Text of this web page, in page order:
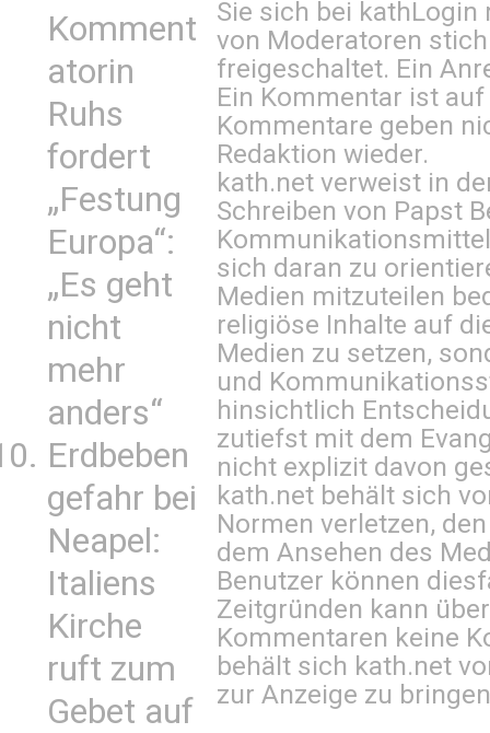
Komment
atorin
Ruhs
fordert
„Festung
Europa“:
„Es geht
nicht
mehr
anders“
Erdbeben
gefahr bei
Neapel:
Italiens
Kirche
ruft zum
Gebet auf
Sie sich bei kathLogin
von Moderatoren
freigeschaltet. Ein
Ein Kommentar ist
Kommentare geben
Redaktion wieder.
kath.net verweist in
Schreiben von Papst
sich daran zu
Medien mitzuteilen
religiöse Inhalte auf
Medien zu setzen,
und
hinsichtlich
zutiefst mit dem
nicht explizit davon
kath.net behält sich
Normen verletzen,
dem Ansehen des
Benutzer können
Zeitgründen kann
Kommentaren keine
behält sich kath.net
zur Anzeige zu